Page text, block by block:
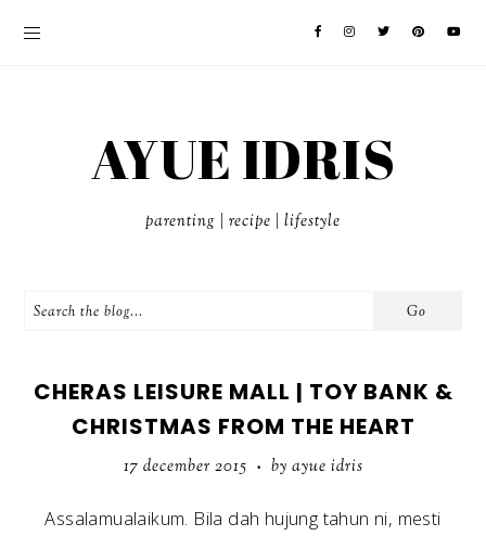
AYUE IDRIS
parenting | recipe | lifestyle
CHERAS LEISURE MALL | TOY BANK &
CHRISTMAS FROM THE HEART
17 december 2015 • by ayue idris
Assalamualaikum. Bila dah hujung tahun ni, mesti